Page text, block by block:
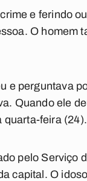
e ferindo
O homem
e perguntava
Quando ele
quarta-feira (24).
pelo Serviço
capital. O